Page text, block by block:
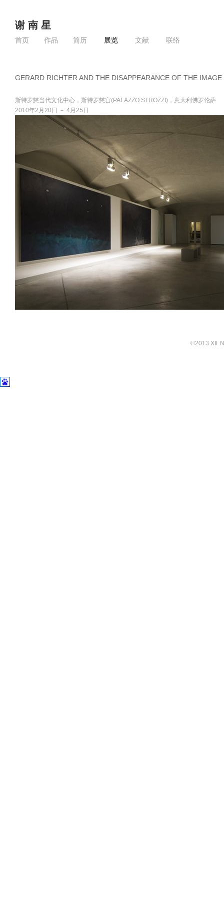
谢 南 星
首页 作品 简历 展览 文献 联络
GERARD RICHTER AND THE DISAPPEARANCE OF THE
斯特罗慈当代文化中心，斯特罗慈宫(PALAZZO STROZZI)，意大利佛罗伦萨
2010年2月20日 － 4月25日
©2013